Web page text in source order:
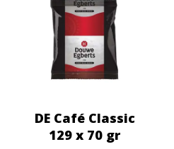
DE Café Classic
129 x 70 gr